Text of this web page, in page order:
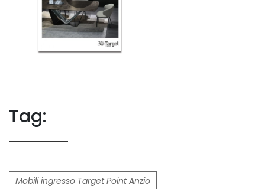
Tag:
Mobili ingresso Target Point Anzio